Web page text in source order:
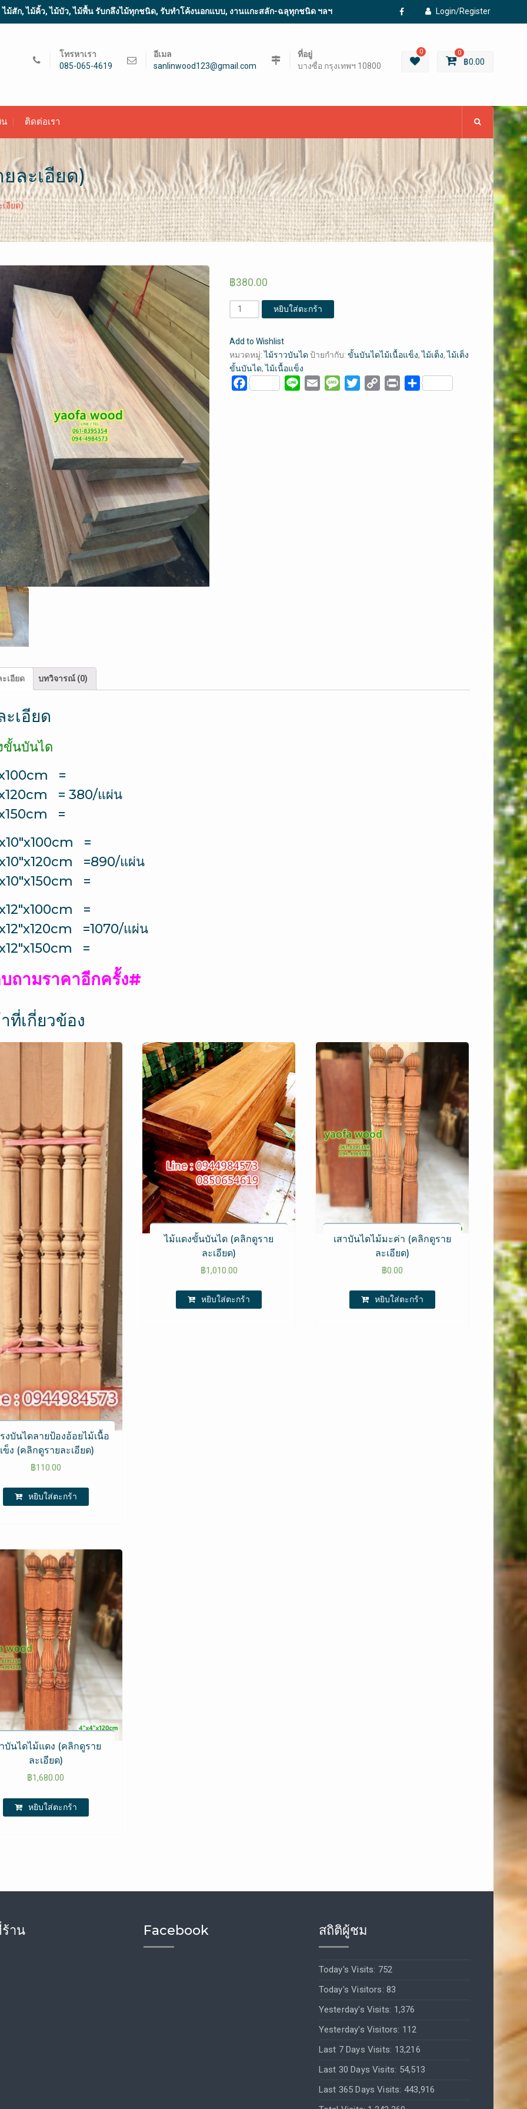
ม้สัก, ไม้คิ้ว, ไม้บัว, ไม้พื้น รับกลึงไม้ทุกชนิด, รับทำโค้งนอกแบบ, งานแกะสลัก-ฉลุทุกชนิด ฯลฯ
Login/Register
Facebook
โทรหาเรา
085-065-4619
อีเมล
sanlinwood123@gmail.com
ที่อยู่
บางซื่อ กรุงเทพฯ 10800
0 0
฿0.00
น ติดต่อเรา
ละเอียด)
อียด)
฿380.00
จำนวน
ไม้
ขั้น
บันได
(คลิก
ดู
หยิบใส่ตะกร้า
Add to Wishlist
หมวดหมู่:ไม้ราวบันได ป้ายกำกับ: ขั้นบันไดไม้เนื้อแข็ง,ไม้เต็ง,ไม้เต็ง
ขั้นบันได,ไม้เนื้อแข็ง
Facebook Line Email MessageTwitterCopy
Print Share
เอียด บทวิจารณ์ (0)
ะเอียด
ขั้นบันได
=
= 380/แผ่น
=
=
=890/แผ่น
=
=
=1070/แผ่น
=
ถามราคาอีกครั้ง#
ที่เกี่ยวข้อง
งบันไดลายป้องอ้อยไม้เนื้อ
ข็ง (คลิกดูรายละเอียด)
฿110.00
หยิบใส่ตะกร้า
ไม้แดงขั้นบันได (คลิกดูราย
ละเอียด)
฿1,010.00
หยิบใส่ตะกร้า
เสาบันไดไม้มะค่า (คลิกดูราย
ละเอียด)
฿0.00
หยิบใส่ตะกร้า
บันไดไม้แดง (คลิกดูราย
ละเอียด)
฿1,680.00
หยิบใส่ตะกร้า
าน Facebook สถิติผู้ชม
Today's Visits: 752
Today's Visitors:83
Yesterday's Visits: 1,376
Yesterday's Visitors: 112
Last 7 Days Visits: 13,216
Last 30 Days Visits: 54,513
Last 365 Days Visits: 443,916